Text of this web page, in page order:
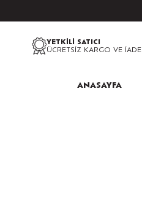
YETKİLİ SATICI
ÜCRETSİZ KARGO VE İADE
ANASAYFA